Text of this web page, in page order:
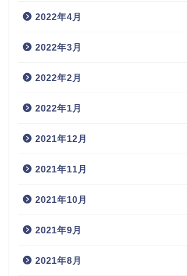
2022年4月
2022年3月
2022年2月
2022年1月
2021年12月
2021年11月
2021年10月
2021年9月
2021年8月